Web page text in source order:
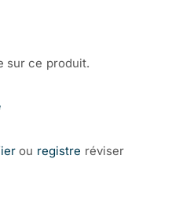
sur ce produit.
ou registre réviser